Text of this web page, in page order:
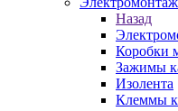
Назад
Коробки
Зажимы
Изолента
Клеммы